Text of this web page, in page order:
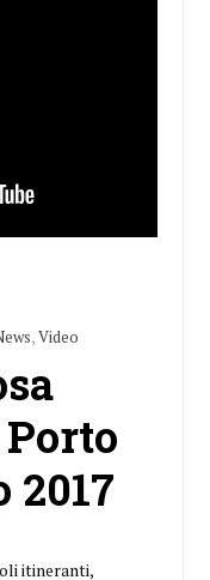
,Video
2017
itineranti,